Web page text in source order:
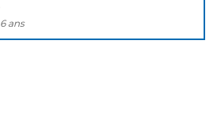
6 ans